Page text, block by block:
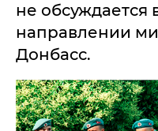
не обсуждается
направлении
Донбасс.